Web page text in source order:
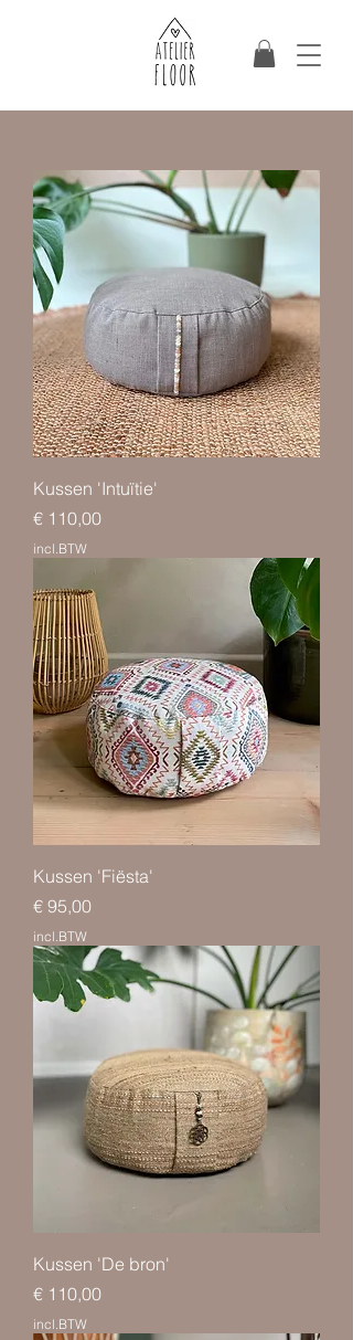
Kussen 'Intuïtie'
Prijs
€ 110,00
incl.BTW
Kussen 'Fiësta'
Prijs
€ 95,00
incl.BTW
Kussen 'De bron'
Prijs
€ 110,00
incl.BTW